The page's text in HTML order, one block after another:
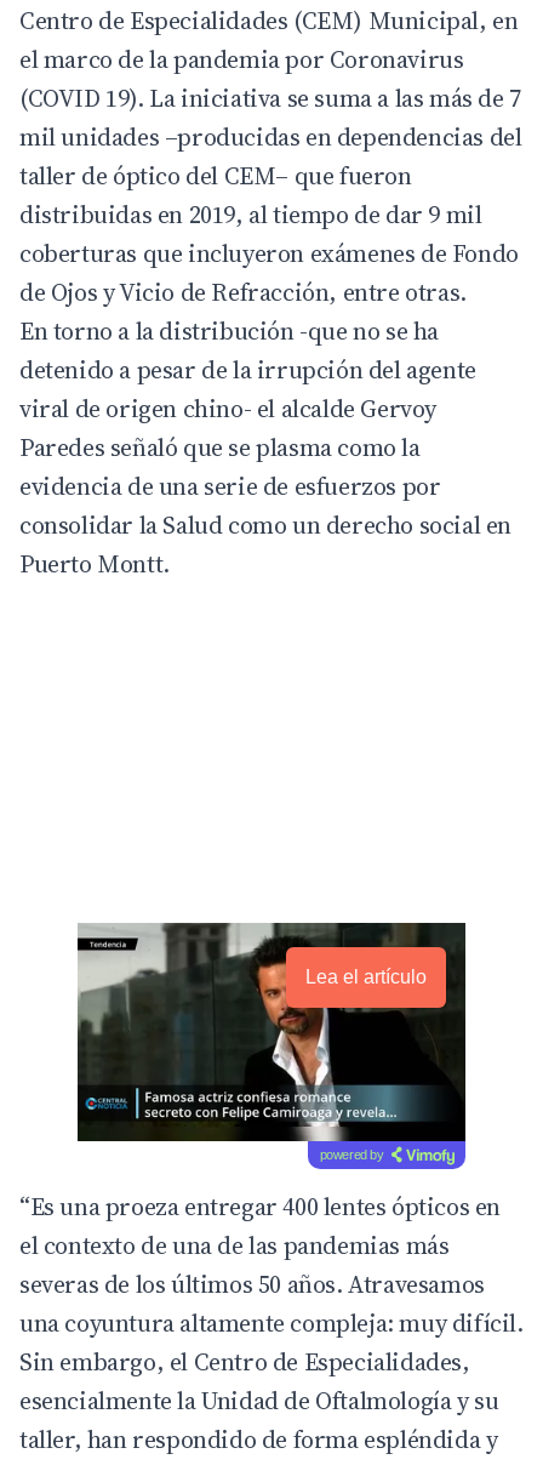
Centro de Especialidades (CEM) Municipal, en
el marco de la pandemia por Coronavirus
(COVID 19). La iniciativa se suma a las más de 7
mil unidades –producidas en dependencias del
taller de óptico del CEM– que fueron
distribuidas en 2019, al tiempo de dar 9 mil
coberturas que incluyeron exámenes de Fondo
de Ojos y Vicio de Refracción, entre otras.
En torno a la distribución -que no se ha
detenido a pesar de la irrupción del agente
viral de origen chino- el alcalde Gervoy
Paredes señaló que se plasma como la
evidencia de una serie de esfuerzos por
consolidar la Salud como un derecho social en
Puerto Montt.
Lea el artículo
powered by
“Es una proeza entregar 400 lentes ópticos en
el contexto de una de las pandemias más
severas de los últimos 50 años. Atravesamos
una coyuntura altamente compleja: muy difícil.
Sin embargo, el Centro de Especialidades,
esencialmente la Unidad de Oftalmología y su
taller, han respondido de forma espléndida y